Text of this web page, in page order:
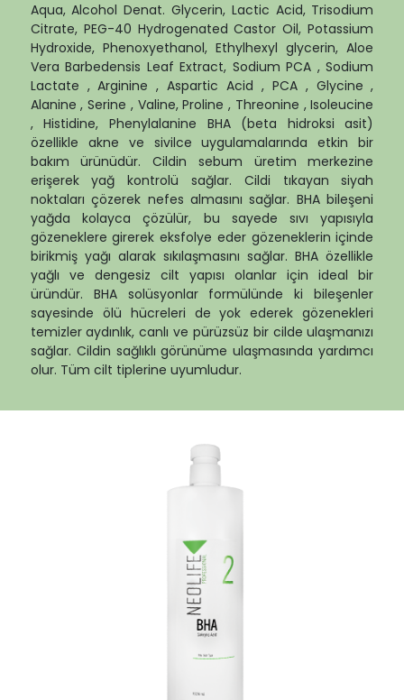
Aqua, Alcohol Denat. Glycerin, Lactic Acid, Trisodium
Citrate, PEG-40 Hydrogenated Castor Oil, Potassium
Hydroxide, Phenoxyethanol, Ethylhexyl glycerin, Aloe
Vera Barbedensis Leaf Extract, Sodium PCA , Sodium
Lactate , Arginine , Aspartic Acid , PCA , Glycine ,
Alanine , Serine , Valine, Proline , Threonine , Isoleucine
, Histidine, Phenylalanine BHA (beta hidroksi asit)
özellikle akne ve sivilce uygulamalarında etkin bir
bakım ürünüdür. Cildin sebum üretim merkezine
erişerek yağ kontrolü sağlar. Cildi tıkayan siyah
noktaları çözerek nefes almasını sağlar. BHA bileşeni
yağda kolayca çözülür, bu sayede sıvı yapısıyla
gözeneklere girerek eksfolye eder gözeneklerin içinde
birikmiş yağı alarak sıkılaşmasını sağlar. BHA özellikle
yağlı ve dengesiz cilt yapısı olanlar için ideal bir
üründür. BHA solüsyonlar formülünde ki bileşenler
sayesinde ölü hücreleri de yok ederek gözenekleri
temizler aydınlık, canlı ve pürüzsüz bir cilde ulaşmanızı
sağlar. Cildin sağlıklı görünüme ulaşmasında yardımcı
olur. Tüm cilt tiplerine uyumludur.